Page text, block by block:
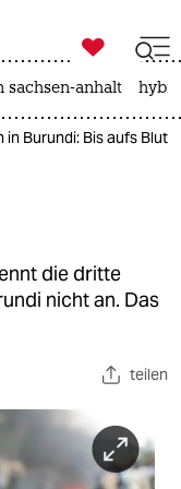

taz zahl ich
sachsen-anhalt
in Burundi: Bis aufs Blut
die dritte
nicht an. Das
teilen